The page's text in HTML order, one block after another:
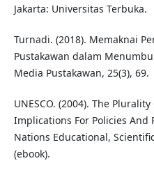
Jakarta: Universitas Terbuka.
Turnadi. (2018). Memaknai
Pustakawan dalam
Media Pustakawan, 25(3), 69.
UNESCO. (2004). The
Implications For Policies And
Nations Educational,
(ebook).